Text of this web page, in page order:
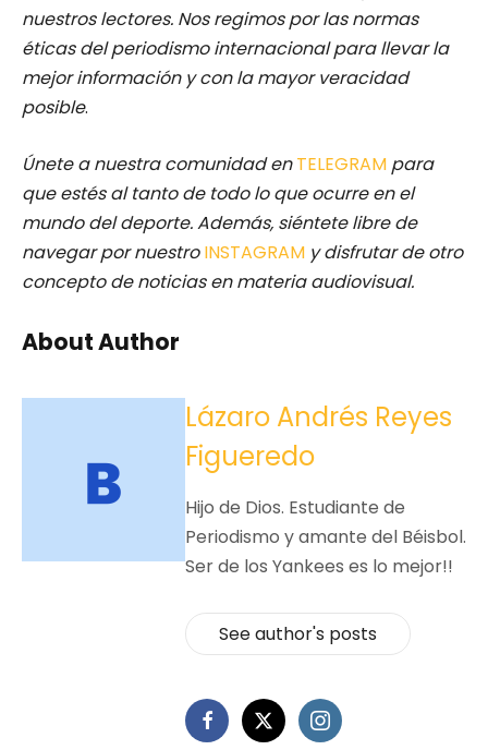
nuestros lectores. Nos regimos por las normas
éticas del periodismo internacional para llevar la
mejor información y con la mayor veracidad
posible.
Únete a nuestra comunidad enTELEGRAM para
que estés al tanto de todo lo que ocurre en el
mundo del deporte. Además, siéntete libre de
navegar por nuestro INSTAGRAM y disfrutar de otro
concepto de noticias en materia audiovisual.
About Author
Lázaro Andrés Reyes
Figueredo
Hijo de Dios. Estudiante de
Periodismo y amante del Béisbol.
Ser de los Yankees es lo mejor!!
See author's posts